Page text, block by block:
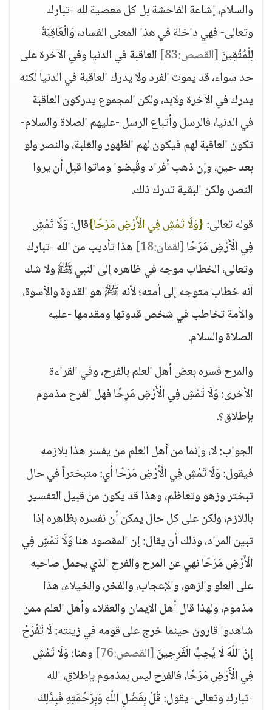
والسلام، إشاعة الفاحشة بل كل معصية لله -تبارك
وتعالى- فهي داخلة في هذا المعنى الفساد، وَالْعَاقِبَةُ
لِلْمُتَّقِينَ[القصص:83]
العاقبة في الدنيا وفي الآخرة على
حد سواء، قد يموت الفرد ولا يدرك العاقبة في الدنيا لكنه
يدرك في الآخرة ولابد، ولكن المجموع يدركون العاقبة
في الدنيا، فالرسل وأتباع الرسل -عليهم الصلاة والسلام-
تكون العاقبة لهم فيكون لهم الظهور والغلبة، والنصر ولو
بعد حين، وإن ذهب أفراد وقُبضوا وماتوا قبل أن يروا
النصر، ولكن البقية تدرك ذلك.
قوله تعالى:{وَلَا تَمْشِ فِي الْأَرْضِ مَرَحًا}قال: وَلَا تَمْشِ
فِي الْأَرْضِ مَرَحًا[لقمان:18]
هذا تأديب من الله -تبارك
وتعالى، الخطاب موجه في ظاهره إلى النبي ﷺ ولا شك
أنه خطاب متوجه إلى أمته؛ لأنه ﷺ هو القدوة والأسوة،
والأمة تخاطب في شخص قدوتها ومقدمها -عليه
الصلاة والسلام.
والمرح فسره بعض أهل العلم بالفرح، وفي القراءة
الأخرى: وَلَا تَمْشِ فِي الْأَرْضِ مَرِحًا فهل الفرح مذموم
بإطلاق؟.
الجواب: لا، وإنما من أهل العلم من يفسر هذا بلازمه
فيقول: وَلَا تَمْشِ فِي الْأَرْضِ مَرَحًا أي: متبختراً في حال
تبختر وزهو وتعاظم، وهذا قد يكون من قبيل التفسير
باللازم، ولكن على كل حال يمكن أن نفسره بظاهره إذا
تبين المراد، وذلك أن يقال: إن المقصود هنا وَلَا تَمْشِ فِي
الْأَرْضِ مَرَحًا نهي عن المرح والفرح الذي يحمل صاحبه
على العلو والزهو، والإعجاب، والفخر، والخيلاء، هذا
مذموم، ولهذا قال أهل الإيمان والعقلاء وأهل العلم ممن
شاهدوا قارون حينما خرج على قومه في زينته: لَا تَفْرَحْ
إِنَّ اللَّهَ لَا يُحِبُّ الْفَرِحِينَ[القصص:76]
وهنا: وَلَا تَمْشِ
فِي الْأَرْضِ مَرَحًا، فالفرح ليس بمذموم بإطلاق، الله
-تبارك وتعالى- يقول: قُلْ بِفَضْلِ اللَّهِ وَبِرَحْمَتِهِ فَبِذَلِكَ